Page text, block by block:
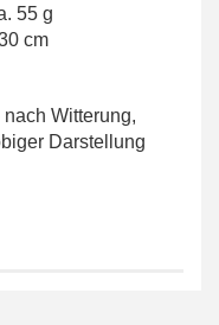
55 g
cm
Witterung,
Darstellung